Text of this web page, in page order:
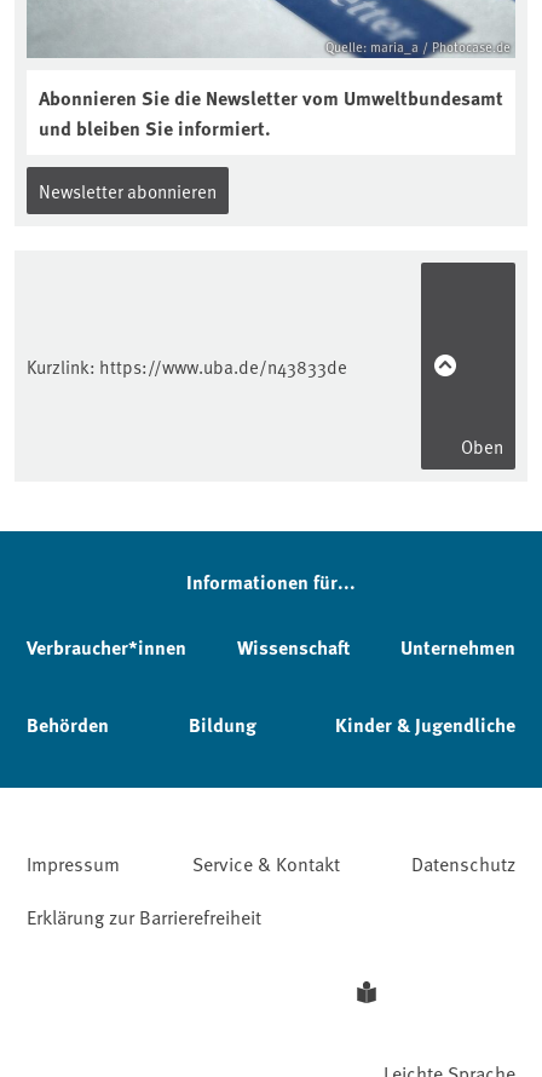
Quelle: maria_a / Photocase.de
Abonnieren Sie die Newsletter vom Umweltbundesamt
und bleiben Sie informiert.
Newsletter abonnieren
Kurzlink: https://www.uba.de/n43833de
Oben
Informationen für...
Verbraucher*innen Wissenschaft Unternehmen
Behörden Bildung Kinder & Jugendliche
Impressum Service & Kontakt
Datenschutz
Erklärung zur Barrierefreiheit